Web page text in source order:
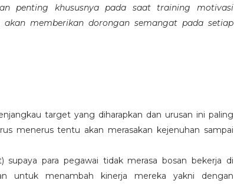
penting khususnya pada saat training motivasi
memberikan dorongan semangat pada setiap
target yang diharapkan dan urusan ini paling
menerus tentu akan merasakan kejenuhan sampai
supaya para pegawai tidak merasa bosan bekerja di
untuk menambah kinerja mereka yakni dengan